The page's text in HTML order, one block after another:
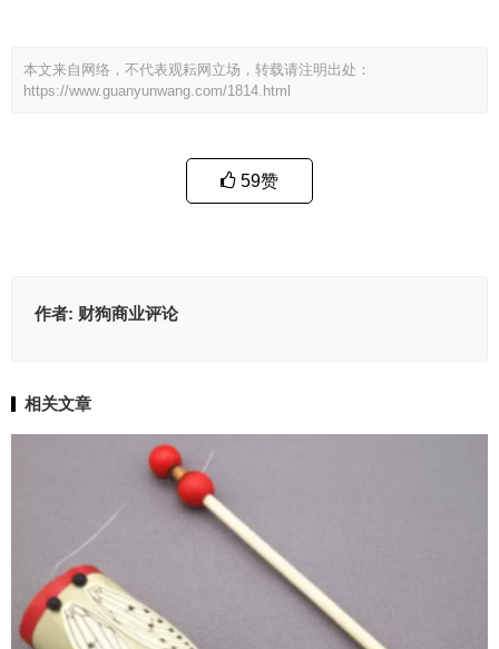
本文来自网络，不代表观耘网立场，转载请注明出处：
https://www.guanyunwang.com/1814.html
59赞
作者: 财狗商业评论
相关文章